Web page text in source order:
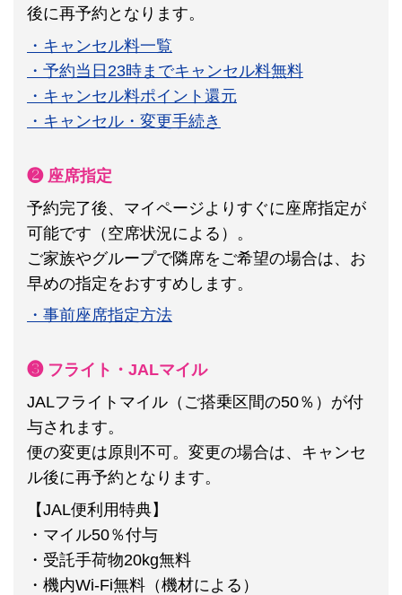
後に再予約となります。
・キャンセル料一覧
・予約当日23時までキャンセル料無料
・キャンセル料ポイント還元
・キャンセル・変更手続き
❷ 座席指定
予約完了後、マイページよりすぐに座席指定が
可能です（空席状況による）。
ご家族やグループで隣席をご希望の場合は、お
早めの指定をおすすめします。
・事前座席指定方法
❸ フライト・JALマイル
JALフライトマイル（ご搭乗区間の50％）が付
与されます。
便の変更は原則不可。 変更の場合は、キャンセ
ル後に再予約となります。
【JAL便利用特典】
・マイル50％付与
・受託手荷物20kg無料
・機内Wi-Fi無料（機材による）